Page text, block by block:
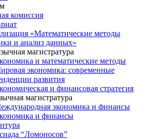
комиссия
«Математические методы
и анализ данных»
магистратура
и математические методы
экономика: современные
развития
и финансовая стратегия
магистратура
экономика и финансы
и финансы
“Ломоносов”